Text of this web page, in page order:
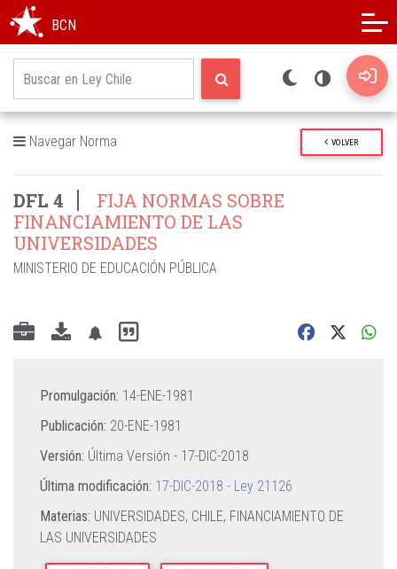
BCN
Navegar Norma VOLVER
DFL 4
FIJA NORMAS SOBRE
FINANCIAMIENTO DE LAS
UNIVERSIDADES
MINISTERIO DE EDUCACIÓN PÚBLICA
Promulgación: 14-ENE-1981
Publicación: 20-ENE-1981
Versión: Última Versión - 17-DIC-2018
Última modificación: 17-DIC-2018 - Ley 21126
Materias: UNIVERSIDADES, CHILE, FINANCIAMIENTO DE
LAS UNIVERSIDADES